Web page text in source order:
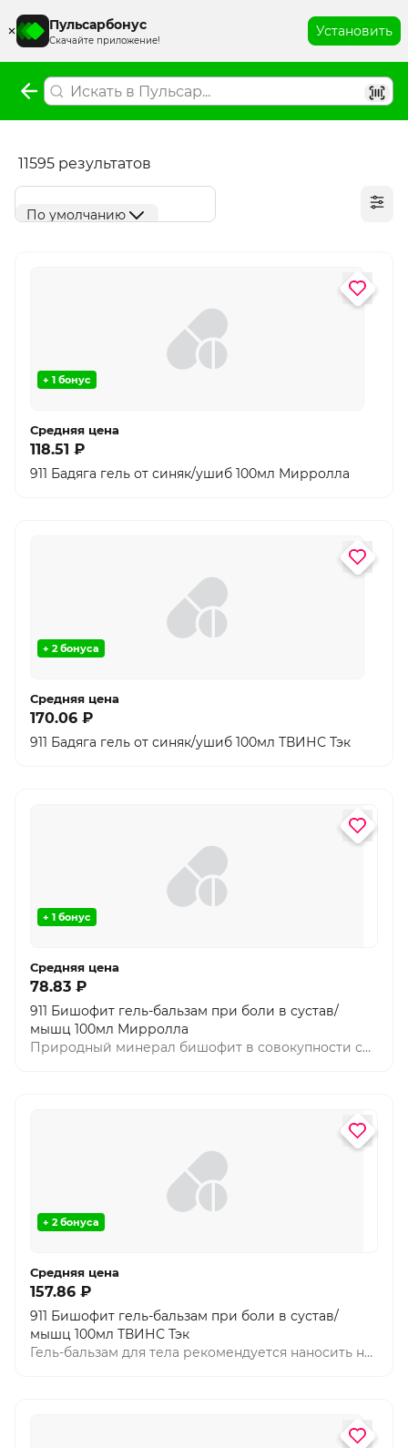
Пульсарбонус
Скачайте приложение!
Установить
11595 результатов
По умолчанию
+ 1 бонус
Средняя цена
118.51 ₽
911 Бадяга гель от синяк/ушиб 100мл Мирролла
+ 2 бонуса
Средняя цена
170.06 ₽
911 Бадяга гель от синяк/ушиб 100мл ТВИНС Тэк
+ 1 бонус
Средняя цена
78.83 ₽
911 Бишофит гель-бальзам при боли в сустав/
мышц 100мл Мирролла
Природный минерал бишофит в совокупности с
дополнительным питательным компонентам гель
оказывает увлажняющее и смягчающее действие
+ 2 бонуса
Средняя цена
157.86 ₽
911 Бишофит гель-бальзам при боли в сустав/
мышц 100мл ТВИНС Тэк
Гель-бальзам для тела рекомендуется наносить на
сабельника уменьшают отечность, стимулируют